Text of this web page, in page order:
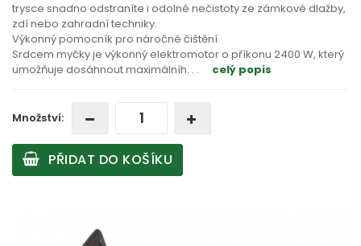
trysce snadno odstraníte i odolné nečistoty ze zámkové dlažby,
zdí nebo zahradní techniky.
Výkonný pomocník pro náročné čištění
Srdcem myčky je výkonný elektromotor o příkonu 2400 W, který
umožňuje dosáhnout maximálníh. . . celý popis
Množství:
PŘIDAT DO KOŠÍKU